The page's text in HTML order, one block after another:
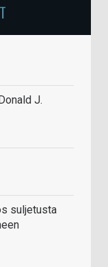
J.
suljetusta